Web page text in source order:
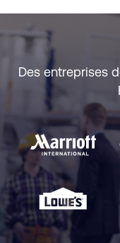
Des entreprises